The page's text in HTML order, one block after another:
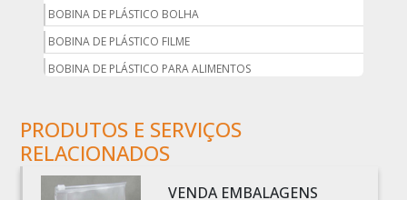
BOBINA DE PLÁSTICO BOLHA
BOBINA DE PLÁSTICO FILME
BOBINA DE PLÁSTICO PARA ALIMENTOS
BOBINA DE PLÁSTICO PRETO
BOBINA DE PLÁSTICO TRANSPARENTE
BOBINA DE SACO PLÁSTICO
PRODUTOS E SERVIÇOS
RELACIONADOS
VENDA EMBALAGENS